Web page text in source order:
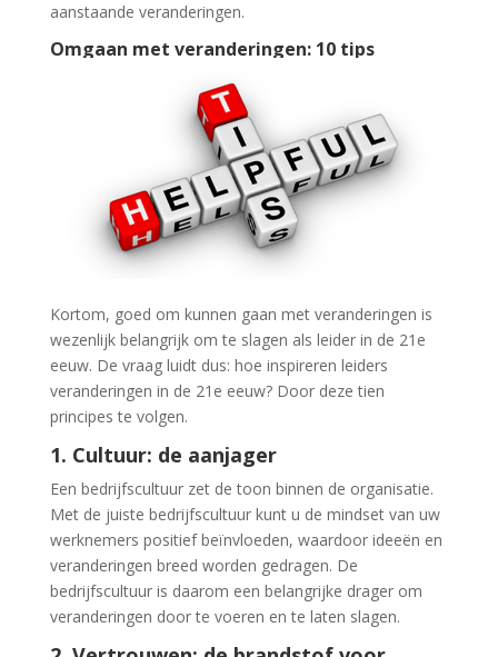
aanstaande veranderingen.
Omgaan met veranderingen: 10 tips
Kortom, goed om kunnen gaan met veranderingen is
wezenlijk belangrijk om te slagen als leider in de 21e
eeuw. De vraag luidt dus: hoe inspireren leiders
veranderingen in de 21e eeuw? Door deze tien
principes te volgen.
1. Cultuur: de aanjager
Een bedrijfscultuur zet de toon binnen de organisatie.
Met de juiste bedrijfscultuur kunt u de mindset van uw
werknemers positief beïnvloeden, waardoor ideeën en
veranderingen breed worden gedragen. De
bedrijfscultuur is daarom een belangrijke drager om
veranderingen door te voeren en te laten slagen.